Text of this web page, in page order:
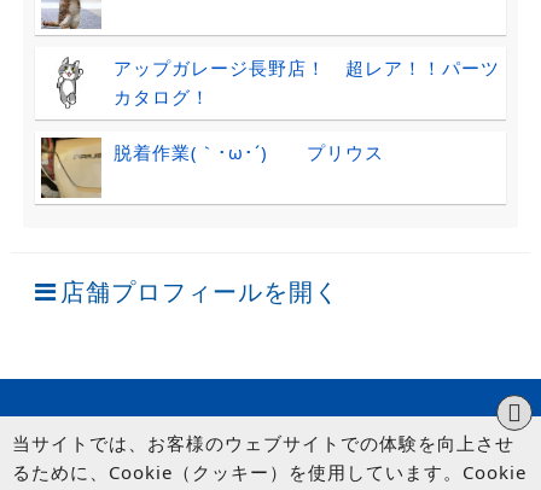
アップガレージ長野店！ 超レア！！パーツ
カタログ！
脱着作業(｀･ω･´)ゞ プリウス
店舗プロフィールを開く
当サイトでは、お客様のウェブサイトでの体験を向上させ
るために、Cookie（クッキー）を使用しています。Cookie